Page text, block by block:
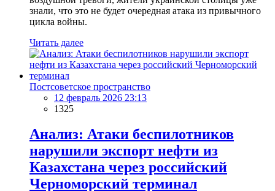
знали, что это не будет очередная атака из привычного
цикла войны.
Читать далее
Постсоветское пространство
12 февраль 2026 23:13
1325
Анализ: Атаки беспилотников
нарушили экспорт нефти из
Казахстана через российский
Черноморский терминал